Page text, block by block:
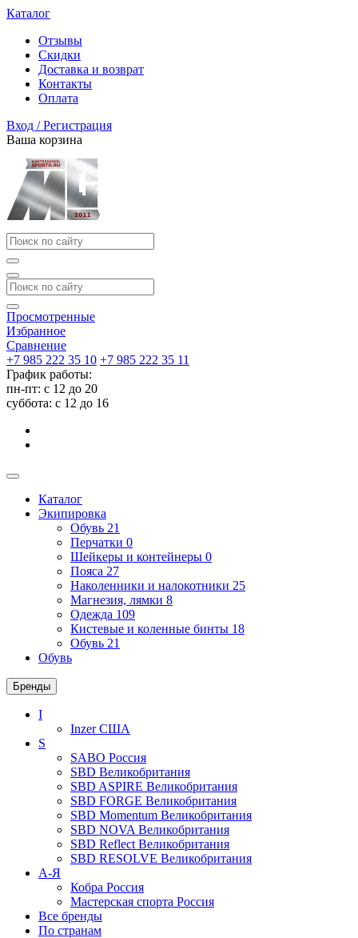
Каталог
Отзывы
Скидки
Доставка и возврат
Контакты
Оплата
Вход / Регистрация
Ваша корзина
Просмотренные
Избранное
Сравнение
+7 985 222 35 10 +7 985 222 35 11
График работы:
пн-пт: с 12 до 20
суббота: c 12 до 16
Каталог
Экипировка
Обувь 21
Перчатки 0
Шейкеры и контейнеры 0
Пояса 27
Наколенники и налокотники 25
Магнезия, лямки 8
Одежда 109
Кистевые и коленные бинты 18
Обувь 21
Обувь
Бренды
I
InzerСША
S
SABO Россия
SBD Великобритания
SBD ASPIRE Великобритания
SBD FORGE Великобритания
SBD Momentum Великобритания
SBD NOVA Великобритания
SBD Reflect Великобритания
SBD RESOLVE Великобритания
А-Я
Кобра Россия
Мастерская спорта Россия
Все бренды
По странам